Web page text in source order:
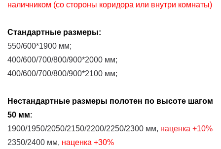
наличником (со стороны коридора или внутри комнаты)
Стандартные размеры:
550/600*1900 мм;
400/600/700/800/900*2000 мм;
400/600/700/800/900*2100 мм;
Нестандартные размеры полотен по высоте шагом
50 мм:
1900/1950/2050/2150/2200/2250/2300 мм, наценка +10%
2350/2400 мм, наценка +30%